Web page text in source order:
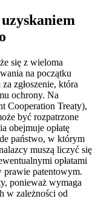
się z wieloma
na początku
zgłoszenie, która
ochrony. Na
Cooperation Treaty),
być rozpatrzone
obejmuje opłatę
państwo, w którym
muszą liczyć się
opłatami
prawie patentowym.
ponieważ wymaga
w zależności od